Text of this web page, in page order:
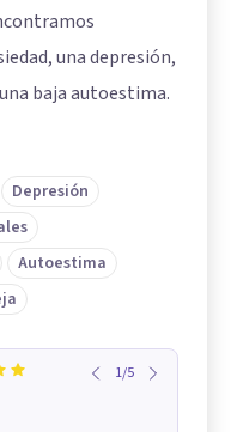
una depresión,
baja autoestima.
Depresión
Autoestima
1/5